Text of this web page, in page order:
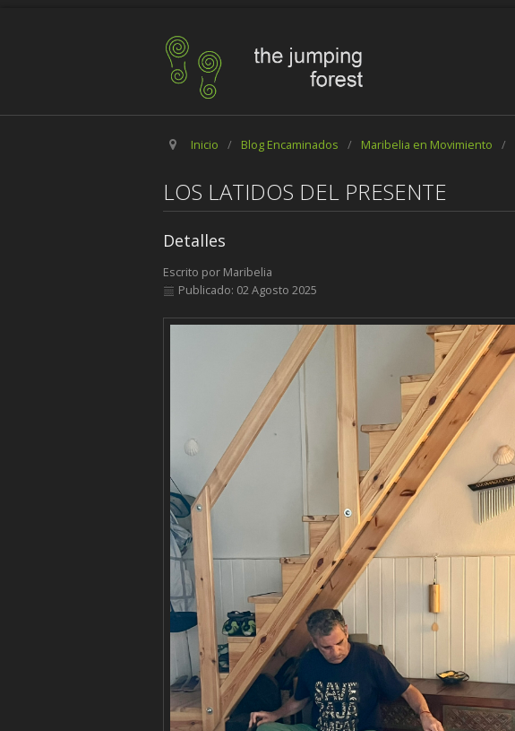
Inicio / Blog Encaminados / Maribelia en Movimiento /
LOS LATIDOS DEL PRESENTE
Detalles
Escrito por Maribelia
Publicado: 02 Agosto 2025